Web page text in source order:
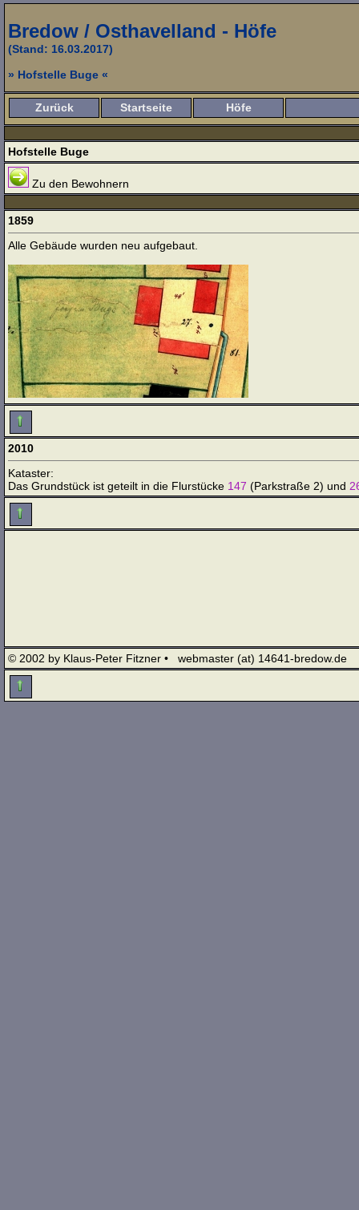
Bredow / Osthavelland - Höfe
(Stand: 16.03.2017)
» Hofstelle Buge «
Zurück Startseite Höfe
Hofstelle Buge
Zu den Bewohnern
1859
Alle Gebäude wurden neu aufgebaut.
2010
Kataster:
Das Grundstück ist geteilt in die Flurstücke 147 (Parkstraße 2) und
© 2002 by Klaus-Peter Fitzner • webmaster (at) 14641-bredow.de